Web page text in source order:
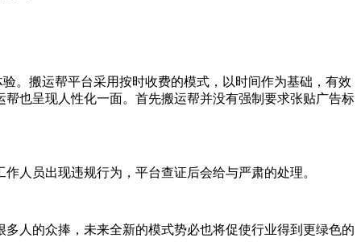
。搬运帮平台采用按时收费的模式，以时间作为基础，有效
也呈现人性化一面。首先搬运帮并没有强制要求张贴广告标
人员出现违规行为，平台查证后会给与严肃的处理。
人的众捧，未来全新的模式势必也将促使行业得到更绿色的